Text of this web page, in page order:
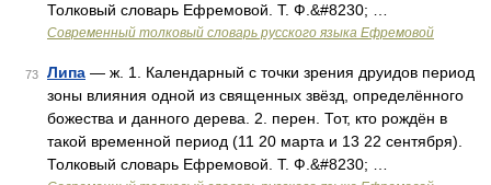
Толковый словарь Ефремовой. Т. Ф.&#8230; …
Современный толковый словарь русского языка Ефремовой
73 Липа — ж. 1. Календарный с точки зрения друидов период
зоны влияния одной из священных звёзд, определённого
божества и данного дерева. 2. перен. Тот, кто рождён в
такой временной период (11 20 марта и 13 22 сентября).
Толковый словарь Ефремовой. Т. Ф.&#8230; …